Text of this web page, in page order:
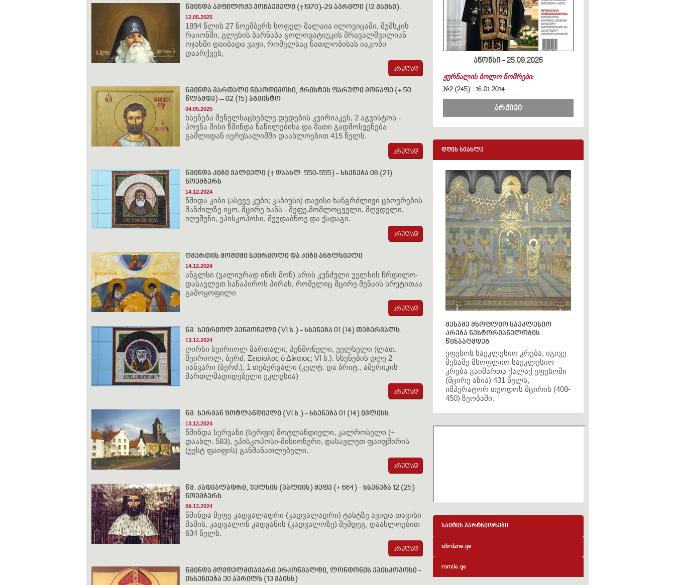
წმინდა ამფილოქე პოჩაეველი (†1970)-29 აპრილი (12 მაისი).
12.05.2025
1894 წლის 27 ნოემბერს სოფელ მალაია ილოვიცაში, შუმსკის
რაიონში, გლეხის ბარნაბა გოლოვატიუკის მრავალშვილიან
ოჯახში დაიბადა ვაჟი, რომელსაც ნათლობისას იაკობი
დაარქვეს,
წმინდა მართალი ნიკოდიმოსი, ქრისტეს ფარული მოწაფე (+ 50
წლამდე) – 02 (15) აგვისტო
04.05.2025
ხსენება მენელსაცხებლე დედების კვირიაკეს, 2 აგვისტოს -
პოვნა მისი წმინდა ნაწილებისა და მათი გადმოსვენება
გამლიდან იერუსალიმში დაახლოებით 415 წელს.
წმინდა კიბი ვალიელი († დაახლ. 550-555) - ხსენება 08 (21)
ნოემბერს
14.12.2024
წმიდა კიბი (ასევე კუბი; კაბიუსი) თავისი ხანგრძლივი ცხოვრების
მანძილზე იყო, მცირე ხანს - მეფე,მომლოცველი, მღვდელი,
იღუმენი, ეპისკოპოსი, მეუდაბნოე და ქადაგი.
ღმერთის მოშიში სეირიოლი და კიბი ანგლსიელი
14.12.2024
ანგლსი (ვალიურად ინის მონ) არის კუნძული უელსის ჩრდილო-
დასავლეთ სანაპიროს პირას, რომელიც მცირე მენაის სრუტითაა
გამოყოფილი
წმ. სეირიოლ პენმონელი (VI ს.) - ხსენება 01 (14) თებერვალს.
13.12.2024
ღირსი სეირიოლ მართალი, პენმონელი, უელსელი (ლათ.
შეირიოლ, ბერძ. Σειρίολος ὁ Δίκαιος; VI ს.). ხსენების დღე 2
იანვარი (ბერძ.), 1 თებერვალი (კელტ. და ბრიტ., ამერიკის
მართლმადიდებელი ეკლესია)
წმ. სერვან შოტლანდიელი (VI ს.) - ხსენება 01 (14) ივლისს.
13.12.2024
წმინდა სერვანი (სერფი) შოტლანდიელი, კალროსელი (+
დაახლ. 583), ეპისკოპოსი-მისიონერი, დასავლეთ ფაიფშირის
(უესტ ფაიფის) განმანათლებელი.
წმ. კადვალადრი, უელსის (ვალიის) მეფე (+ 664) - ხსენება 12 (25)
ნოემბერს.
09.12.2024
წმინდა მეფე კადვალადრი (კადვალადრი) ტახტზე ავიდა თავისი
მამის, კადვალონ კადვანის (კადვალოზე) შემდეგ, დაახლოებით
634 წელს.
წმინდა მღვდელმთავარი ერკონვალდი, ლონდონის ეპისკოპოსი -
იხსენიება 30 აპრილს (13 მაისს)
ანონსი - 25.09.2026
ჟურნალის ბოლო ნომრები:
#2 (245)-16.01.2014
არქივი
დღის სიახლე
მესამე მსოფლიო საეკლესიო
კრება ნესტორიანელობის
წინააღმდეგ
ეფესოს საეკლესიო კრება, იგივე
მესამე მსოფლიო საეკლესიო
კრება გაიმართა ქალაქ ეფესოში
(მცირე აზია) 431 წელს,
იმპერატორ თეოდოს მცირის (408-
450) ზეობაში.
საიტის პარტნიორები
sibrdzne.ge
romile.ge